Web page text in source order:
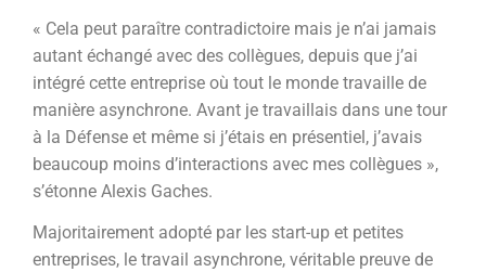
« Cela peut paraître contradictoire mais je n’ai jamais
autant échangé avec des collègues, depuis que j’ai
intégré cette entreprise où tout le monde travaille de
manière asynchrone. Avant je travaillais dans une tour
à la Défense et même si j’étais en présentiel, j’avais
beaucoup moins d’interactions avec mes collègues »,
s’étonne Alexis Gaches.
Majoritairement adopté par les start-up et petites
entreprises, le travail asynchrone, véritable preuve de